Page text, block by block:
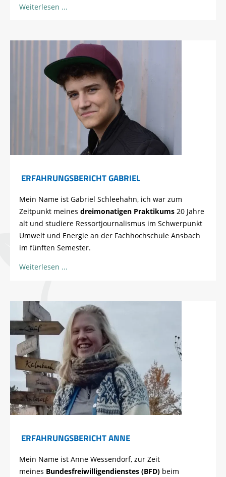
Weiterlesen
ERFAHRUNGSBERICHT GABRIEL
Mein Name ist Gabriel Schleehahn, ich war zum
Zeitpunkt meines dreimonatigen Praktikums 20 Jahre
alt und studiere Ressortjournalismus im Schwerpunkt
Umwelt und Energie an der Fachhochschule Ansbach
im fünften Semester.
Weiterlesen
ERFAHRUNGSBERICHT ANNE
Mein Name ist Anne Wessendorf, zur Zeit
meines Bundesfreiwilligendienstes (BFD) beim